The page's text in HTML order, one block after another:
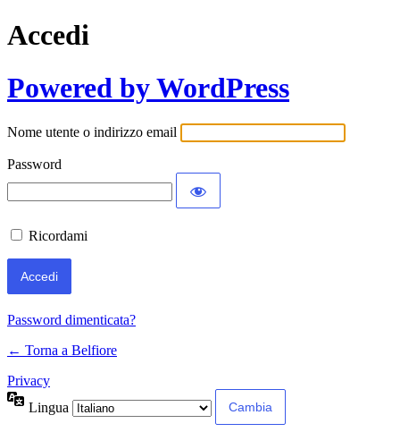
Accedi
Powered by WordPress
Nome utente o indirizzo email
Password
Ricordami
Password dimenticata?
← Torna a Belfiore
Privacy
Lingua